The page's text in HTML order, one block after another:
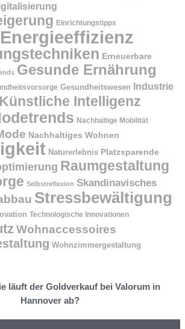
Einrichtungstipps
Energieeffizienz
Erneuerbare
Gesunde Ernährung
Gesundheitswesen Industrie
Künstliche Intelligenz
Nachhaltige Mobilität
Nachhaltiges Wohnen
Naturerlebnis Platzsparende
Raumgestaltung
Selbstreflexion Skandinavisches
Stressbewältigung
Technologische Innovationen
Wohnaccessoires
Wohnzimmergestaltung
läuft der Goldverkauf bei Valorum in
Hannover ab?